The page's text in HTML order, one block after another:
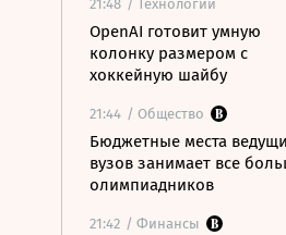
21:48 / Технологии
OpenAI готовит умную
колонку размером с
хоккейную шайбу
21:44 / Общество
Бюджетные места
вузов занимает все
олимпиадников
21:42 / Финансы